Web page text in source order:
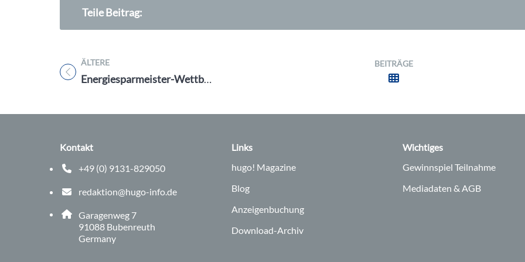
Teile Beitrag:
ÄLTERE
Titel für Beitrag
Energiesparmeister-Wettbewerb: Das beste Schulprojekt ist gesucht
BEITRÄGE
Kontakt
+49 (0) 9131-829050
Telefonnummer: 0 9 1 3 1 8 2 9 0 5 0
redaktion@hugo-info.de
E-Mail Adresse: redaktion@hugo-info.de
Adresse:
Garagenweg 7
91088 , 9 1 0 8 8
Bubenreuth
Germany
Links
hugo! Magazine
Blog
Anzeigenbuchung
Download-Archiv
Wichtiges
Gewinnspiel Teilnahme
Mediadaten & AGB